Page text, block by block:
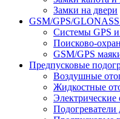
Замки на двери
GSM/GPS/
Системы GPS
Поисково-
GSM/GPS
Предпусковые
Воздушные
Жидкостные
Электрические
Подогреватели